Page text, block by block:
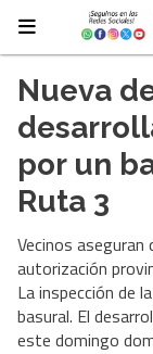
Nueva
por un
Ruta 3
Vecinos
autorización
La inspección de
basural. El
este domingo